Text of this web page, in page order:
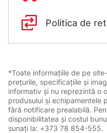
Politica de
*Toate informațiile de pe
prețurile, specificațiile și
informativ și nu reprezintă o
produsului și
fără notificare prealabilă.
disponibilitatea și costul
sunați la: +373 78 854-555.